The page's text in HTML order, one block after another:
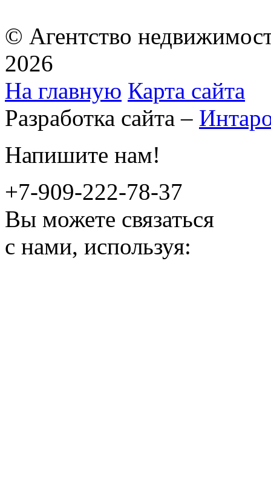
© Агентство
2026
На главную Карта сайта
Разработка сайта –
Напишите нам!
+7-909-222-78-37
Вы можете связаться
с нами, используя: